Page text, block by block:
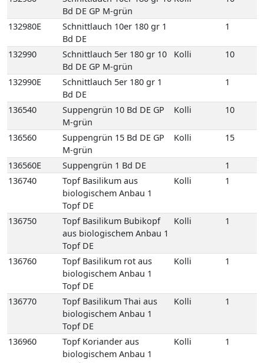
Topf Basilikum aus
biologischem Anbau 1
Topf DE
136750
Topf Basilikum Bubikopf
aus biologischem Anbau 1
Topf DE
Kolli 1
136760
Topf Basilikum rot aus
biologischem Anbau 1
Topf DE
1
136770
Topf Basilikum Thai aus
biologischem Anbau 1
Topf DE
Kolli 1
136960
Topf Koriander aus
biologischem Anbau 1
Topf DE
1
Topf Liebstöckel aus
biologischem Anbau 1
Topf DE
Topf Minze Maroc aus
biologischem Anbau 1
Topf DE
Topf Petersilie Glatt aus
biologischem Anbau 1
Topf DE
Topf Petersilie Krause aus
biologischem Anbau 1
Topf DE